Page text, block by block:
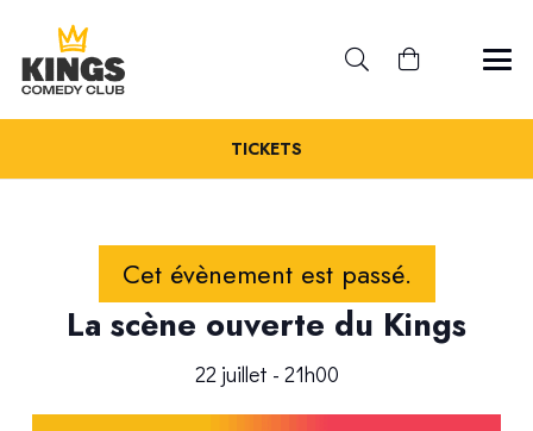
TICKETS
Cet évènement est passé.
La scène ouverte du Kings
22 juillet - 21h00